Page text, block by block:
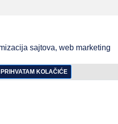
sajtova, web marketing
PRIHVATAM KOLAČIĆE